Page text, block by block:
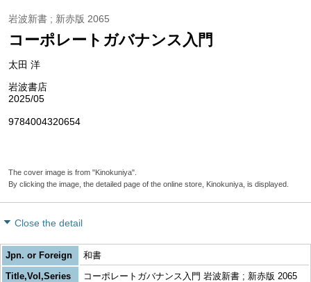
岩波新書 ; 新赤版 2065
コーポレートガバナンス入門
太田 洋
岩波書店
2025/05
9784004320654
The cover image is from "Kinokuniya".
By clicking the image, the detailed page of the online store, Kinokuniya, is displayed.
Close the detail
Jpn. or Foreign
和書
Title,Vol,Series
コーポレートガバナンス入門 岩波新書 ; 新赤版 2065